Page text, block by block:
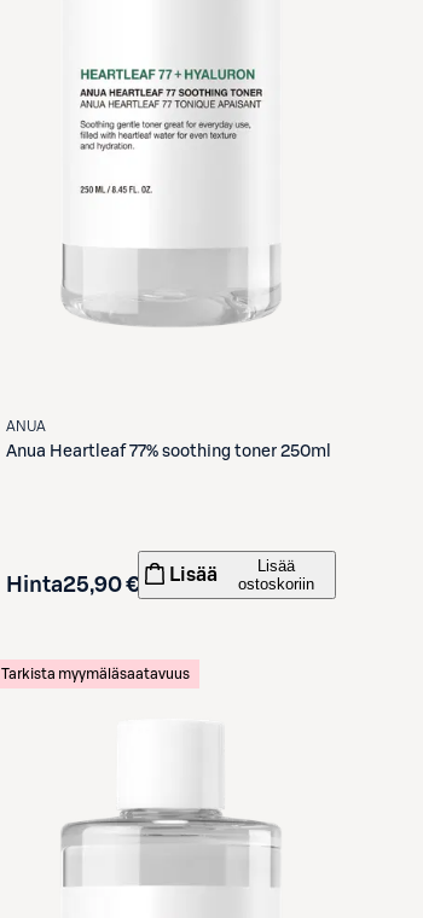
ANUA
Anua Heartleaf 77% soothing toner 250ml
Hinta25,90 € Lisää
Lisää
ostoskoriin
Tarkista myymäläsaatavuus